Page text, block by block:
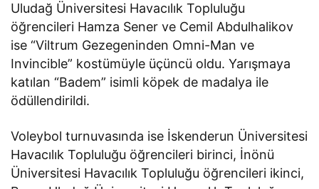
Uludağ Üniversitesi Havacılık Topluluğu
öğrencileri Hamza Sener ve Cemil Abdulhalikov
ise “Viltrum Gezegeninden Omni-Man ve
Invincible” kostümüyle üçüncü oldu. Yarışmaya
katılan “Badem” isimli köpek de madalya ile
ödüllendirildi.
Voleybol turnuvasında ise İskenderun Üniversitesi
Havacılık Topluluğu öğrencileri birinci, İnönü
Üniversitesi Havacılık Topluluğu öğrencileri ikinci,